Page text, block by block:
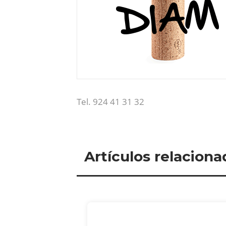
Tel. 924 41 31 32
Artículos